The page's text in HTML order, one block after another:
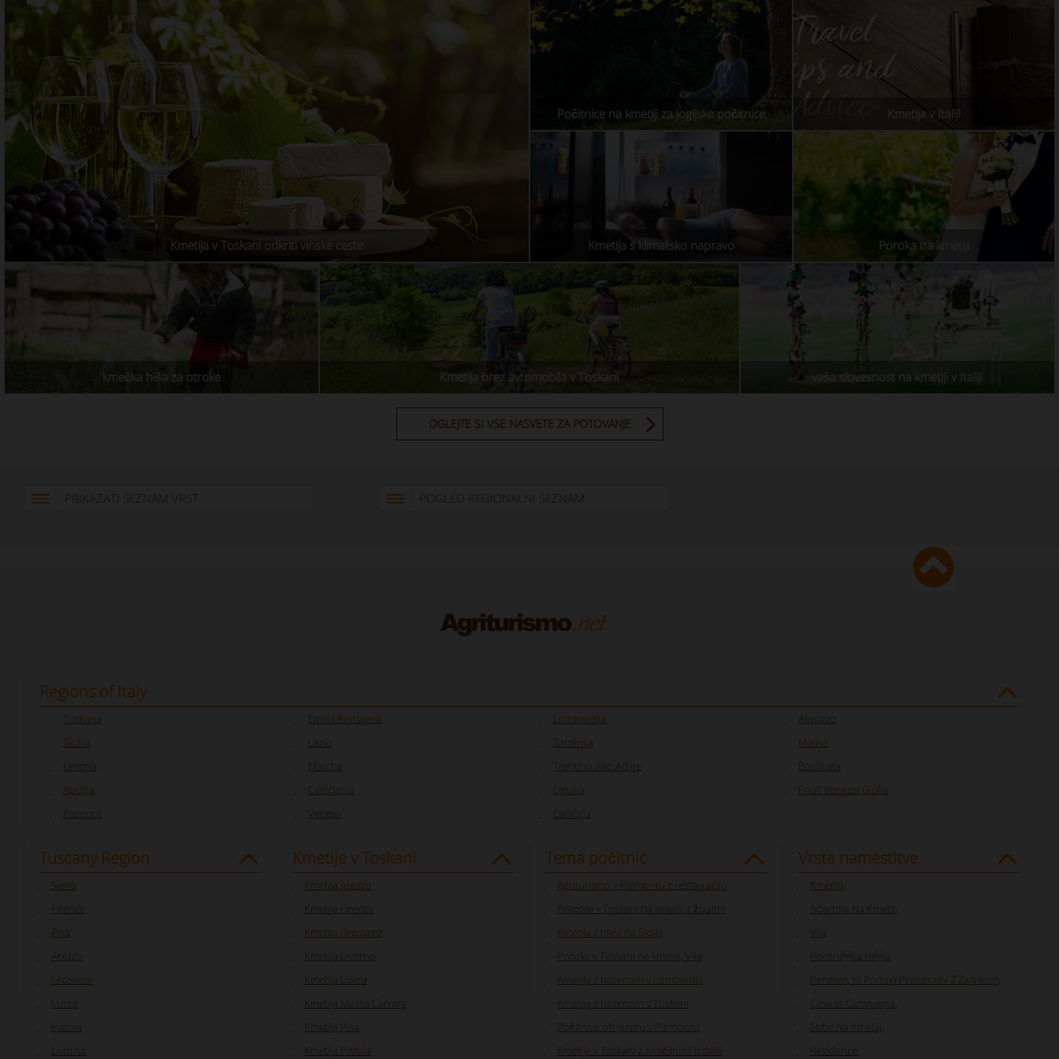
Kmetija v Toskani odkriti vinske ceste
Počitnice na kmetiji za jogijske počitnice Kmetija v Italiji
Kmetija s klimatsko napravo Poroka na kmetiji
kmečka hiša za otroke Kmetija brez avtomobila v Toskani vaša slovesnost na kmetiji v Italiji
OGLEJTE SI VSE NASVETE ZA POTOVANJE
PRIKAZATI SEZNAM VRST POGLED REGIONALNI SEZNAM
Regions of Italy
Toskana
Sicilija
Umbria
Apulija
Piemont
Emilia Romagna
Lazio
Marche
Campania
Veneto
Lombardija
Sardinija
Trentino Alto Adige
Liguria
Calabria
Abruzzo
Molise
Basilicata
Friuli Venezia Giulia
Tuscany Region
Siena
Firence
Pisa
Arezzo
Grosseto
Lucca
Pistoia
Livorno
Kmetije v Toskani
Kmetija Arezzo
Kmetija Firence
Kmetija Grosseto
Kmetija Livorno
Kmetija Lucca
Kmetija Massa Carrara
Kmetija Pisa
Kmetija Pistoia
Tema počitnic
Agriturismo v Piemontu z restavracijo
Prazniki v Toskani na kmetiji z živalmi
Kmetija z hlevi na Siciliji
Poroke v Toskani na kmetiji, Vila
Kmetija z bazenom v Lombardiji
Kmetija z bazenom v Toskani
Počitnice ob jezeru v Piemontu
Kmetije v Toskani z značilnimi izdelki
Vrsta namestitve
Kmetija
Apartma Na Kmetiji
Vila
Pocitnika Hia
Penzion, Ki Ponuja Prenocitev Z Zajtrkom
Casa In Campagna
Sobe Na Kmetiji
Residence